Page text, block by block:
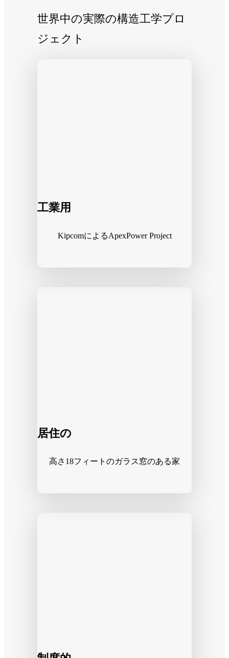
世界中の実際の構造工学プロ
ジェクト
工業用
KipcomによるApexPower Project
居住の
高さ18フィートのガラス窓のある家